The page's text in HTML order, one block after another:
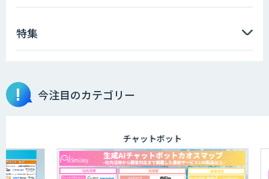
AIエンジニアアカデミー（バイブコーデ
aiDAPTIV+
ELYZA Works with KDDI
特集
今注目のカテゴリー
チャットボット